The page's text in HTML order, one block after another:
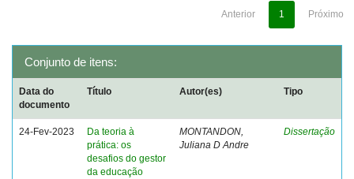
Anterior 1 Próximo
Conjunto de itens:
Data do
documento
Título Autor(es) Tipo
24-Fev-2023
Da teoria à
prática: os
desafios do gestor
da educação
MONTANDON,
Juliana D Andre
Dissertação